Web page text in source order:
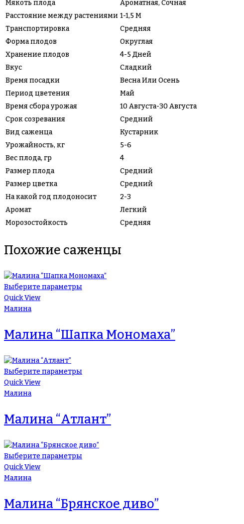
Мякоть плода
Ароматная, Сочная
Расстояние между растениями 1-1,5 М
Транспортировка
Средняя
Форма плодов
Округлая
Хранение плодов
4-5 Дней
Вкус
Сладкий
Время посадки
Весна Или Осень
Период цветения
Май
Время сбора урожая
10 Августа-30 Августа
Срок созревания
Средний
Вид саженца
Кустарник
Урожайность, кг
5-6
Вес плода, гр
4
Размер плода
Средний
Размер цветка
Средний
На какой год плодоносит
2-3
Аромат
Легкий
Морозостойкость
Средняя
Похожие саженцы
Выберите параметры
Quick View
Малина
Малина “Шапка Мономаха”
Выберите параметры
Quick View
Малина
Малина “Атлант”
Выберите параметры
Quick View
Малина
Малина “Брянское диво”